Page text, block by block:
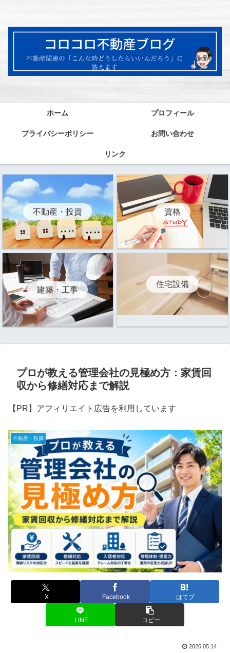
ホーム プロフィール
プライバシーポリシー お問い合わせ
リンク
不動産・投資 資格
建築・工事
住宅設備
プロが教える管理会社の見極め方：家賃回
収から修繕対応まで解説
【PR】アフィリエイト広告を利用しています
不動産・投資
X Facebook はてブ
LINE コピー
2026.05.14